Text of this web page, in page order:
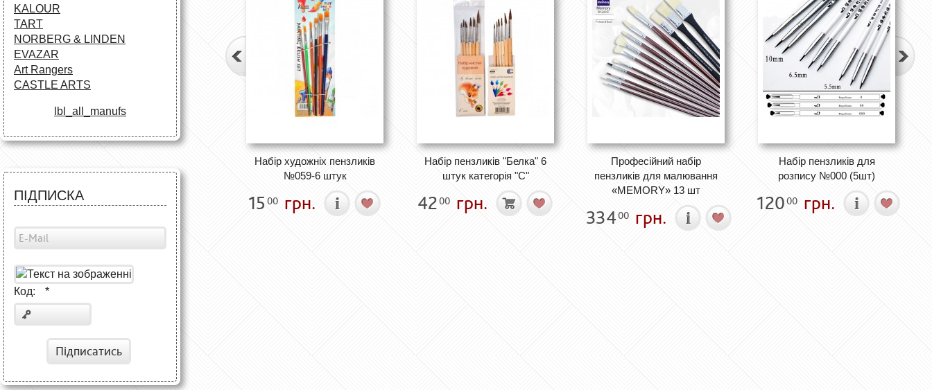
KALOUR
TART
NORBERG & LINDEN
EVAZAR
Art Rangers
CASTLE ARTS
lbl_all_manufs
ПІДПИСКА
Код: *
Підписатись
Набір художніх пензликів
№059-6 штук
15 00 грн.
Набір пензликів "Белка" 6
штук категорія "C"
4200 грн.
Професійний набір
пензликів для малювання
«MEMORY» 13 шт
33400 грн.
Набір пензликів для
розпису №000 (5шт)
12000 грн.